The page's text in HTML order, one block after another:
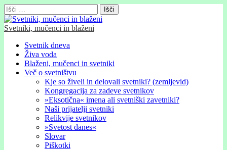
Išči:
Svetniki, mučenci in blaženi
Glavni
meni
Skip
content
Svetnik dneva
Živa voda
Blaženi, mučenci in svetniki
Več o svetništvu
Kje so živeli in delovali svetniki? (zemljevid)
Kongregacija za zadeve svetnikov
»Eksotična« imena ali svetniški zavetniki?
Naši prijatelji svetniki
Relikvije svetnikov
»Svetost danes«
Slovar
Piškotki